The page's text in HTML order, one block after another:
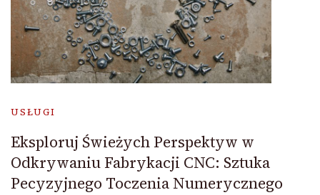
USŁUGI
Eksploruj Świeżych Perspektyw w
Odkrywaniu Fabrykacji CNC: Sztuka
Pecyzyjnego Toczenia Numerycznego